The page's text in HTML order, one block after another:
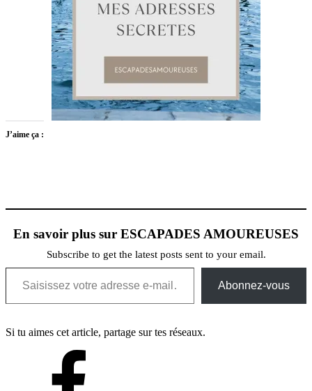
J’aime ça :
En savoir plus sur ESCAPADES AMOUREUSES
Subscribe to get the latest posts sent to your email.
Saisissez votre adresse e-mail…
Abonnez-vous
Si tu aimes cet article, partage sur tes réseaux.